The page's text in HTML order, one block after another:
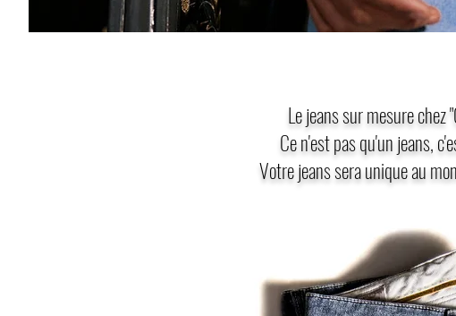
Le jeans sur mesure chez
Ce n'est pas qu'un jeans,
Votre jeans sera unique au